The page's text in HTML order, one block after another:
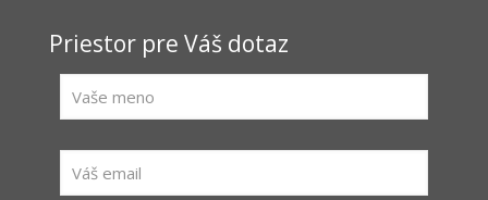
Priestor pre Váš dotaz